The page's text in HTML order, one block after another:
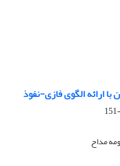
ارائه الگوی فازی-نفوذ
مداح